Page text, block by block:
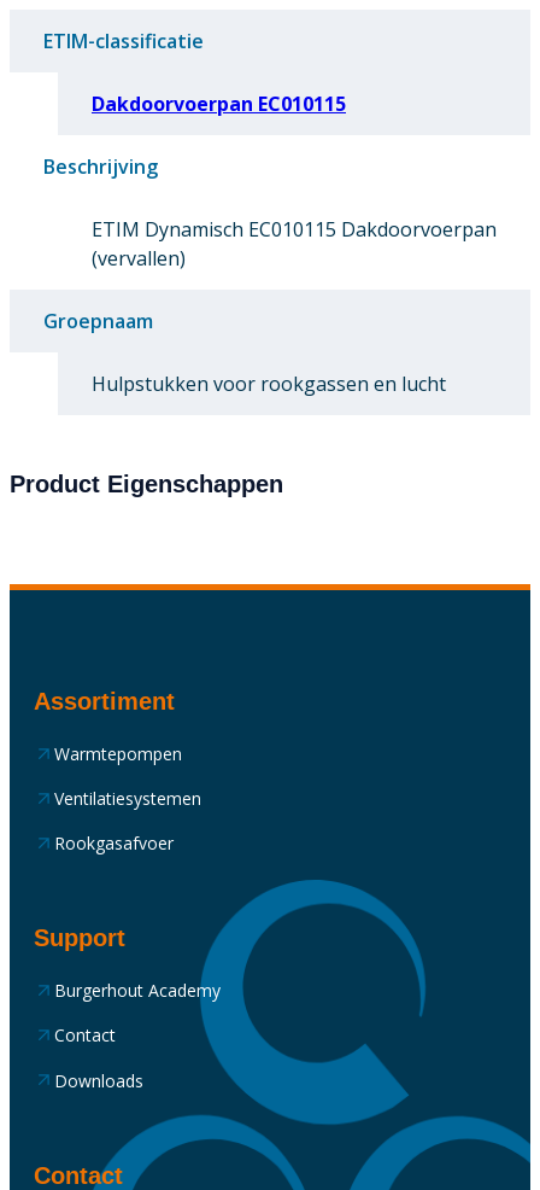
ETIM-classificatie
Dakdoorvoerpan EC010115
Beschrijving
ETIM Dynamisch EC010115 Dakdoorvoerpan
(vervallen)
Groepnaam
Hulpstukken voor rookgassen en lucht
Product Eigenschappen
Assortiment
Warmtepompen
Ventilatiesystemen
Rookgasafvoer
Support
Burgerhout Academy
Contact
Downloads
Contact